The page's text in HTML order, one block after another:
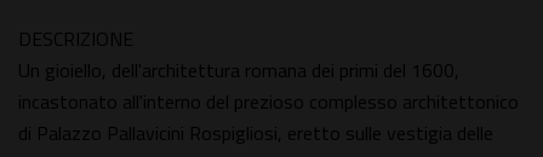
DESCRIZIONE
Un gioiello, dell'architettura romana dei primi del 1600,
incastonato all'interno del prezioso complesso architettonico
di Palazzo Pallavicini Rospigliosi, eretto sulle vestigia delle